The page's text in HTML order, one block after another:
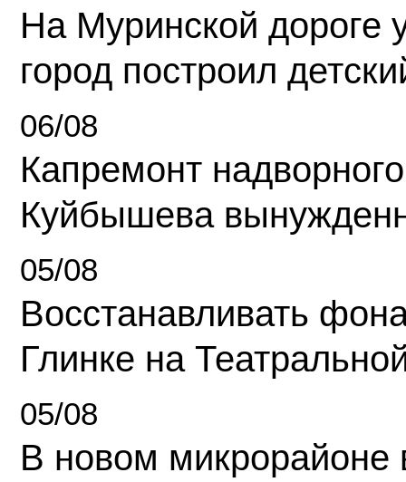
На Муринской дороге
город построил
06/08
Капремонт
Куйбышева
05/08
Восстанавливать
Глинке на
05/08
В новом микрорайоне